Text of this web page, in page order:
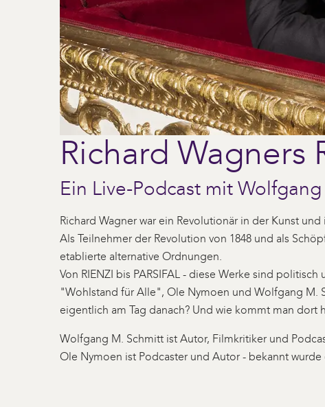
Richard Wagners
Ein Live-Podcast mit
Richard Wagner war ein Revolutionär in der Kunst
Als Teilnehmer der Revolution von 1848 und als
etablierte alternative Ordnungen.
Von RIENZI bis PARSIFAL - diese Werke sind
"Wohlstand für Alle", Ole Nymoen und Wolfgang M.
eigentlich am Tag danach? Und wie kommt man dort
Wolfgang M. Schmitt ist Autor, Filmkritiker und
Ole Nymoen ist Podcaster und Autor - bekannt